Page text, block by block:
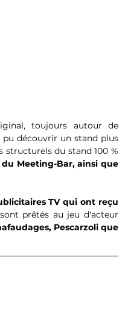
toujours autour de
pu découvrir un stand plus
structurels du stand 100 %
du Meeting-Bar, ainsi que
TV qui ont reçu
prêtés au jeu d'acteur
Pescarzoli que